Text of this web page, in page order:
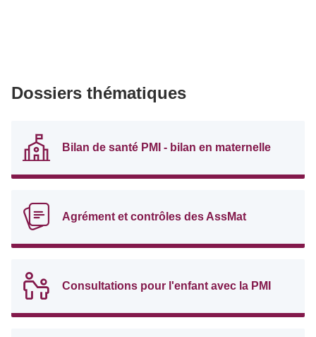
Dossiers thématiques
Bilan de santé PMI - bilan en maternelle
Agrément et contrôles des AssMat
Consultations pour l'enfant avec la PMI